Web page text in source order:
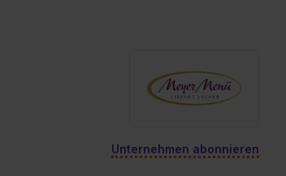
Unternehmen abonnieren